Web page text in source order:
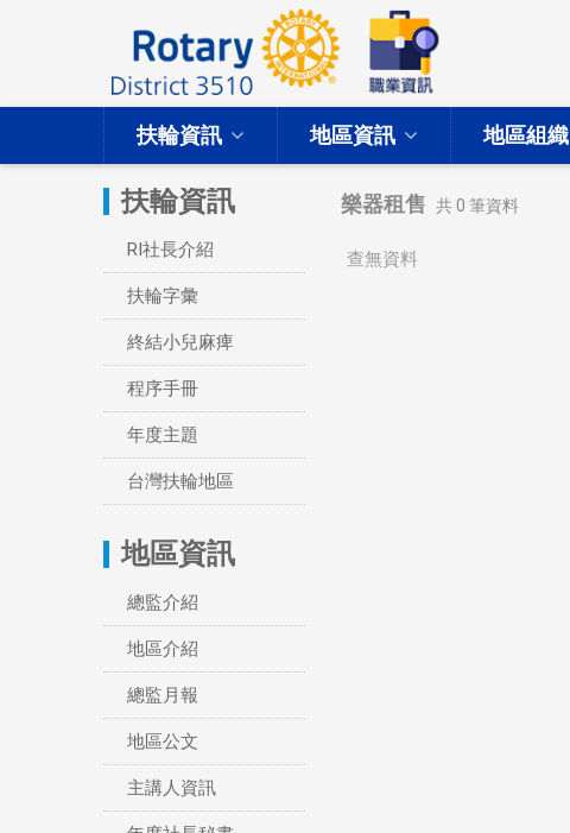
扶輪資訊 地區資訊 地區組織
扶輪資訊
RI社長介紹
扶輪字彙
終結小兒麻痺
程序手冊
年度主題
台灣扶輪地區
地區資訊
總監介紹
地區介紹
總監月報
地區公文
主講人資訊
樂器租售 共0 筆資料
查無資料